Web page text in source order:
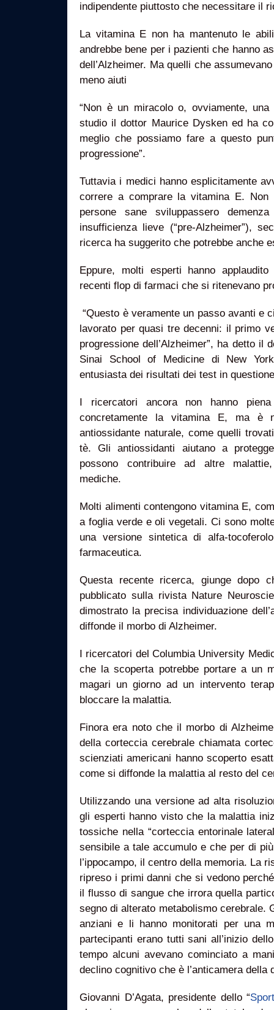
indipendente piuttosto che necessitare il
La vitamina E non ha mantenuto le
andrebbe bene per i pazienti che hanno
dell’Alzheimer. Ma quelli che
meno aiuti
“Non è un miracolo o, ovviamente,
studio il dottor Maurice Dysken ed ha
meglio che possiamo fare a questo
progressione”.
Tuttavia i medici hanno esplicitamente
correre a comprare la vitamina E.
persone sane sviluppassero
insufficienza lieve (“pre-Alzheimer”),
ricerca ha suggerito che potrebbe anche
Eppure, molti esperti hanno
recenti flop di farmaci che si ritenevano
“Questo è veramente un passo avanti e
lavorato per quasi tre decenni: il primo
progressione dell’Alzheimer”, ha detto il
Sinai School of Medicine di New
entusiasta dei risultati dei test in
I ricercatori ancora non hanno
concretamente la vitamina E, ma
antiossidante naturale, come quelli
tè. Gli antiossidanti aiutano a
possono contribuire ad altre
mediche.
Molti alimenti contengono vitamina E,
a foglia verde e oli vegetali. Ci sono
una versione sintetica di alfa-
farmaceutica.
Questa recente ricerca, giunge dopo
pubblicato sulla rivista Nature
dimostrato la precisa individuazione
diffonde il morbo di Alzheimer.
I ricercatori del Columbia University
che la scoperta potrebbe portare a un
magari un giorno ad un intervento
bloccare la malattia.
Finora era noto che il morbo di
della corteccia cerebrale chiamata
scienziati americani hanno scoperto
come si diffonde la malattia al resto del
Utilizzando una versione ad alta
gli esperti hanno visto che la malattia
tossiche nella “corteccia entorinale
sensibile a tale accumulo e che per di
l’ippocampo, il centro della memoria. La
ripreso i primi danni che si vedono
il flusso di sangue che irrora quella
segno di alterato metabolismo cerebrale.
anziani e li hanno monitorati per una
partecipanti erano tutti sani all’inizio
tempo alcuni avevano cominciato a
declino cognitivo che è l’anticamera della
Giovanni D’Agata, presidente dello “